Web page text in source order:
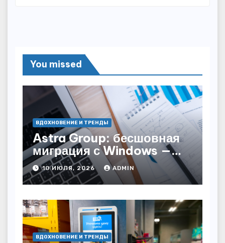
You missed
ВДОХНОВЕНИЕ И ТРЕНДЫ
Astra Group: бесшовная
миграция с Windows —
как сохранить бизнес-
непрерывность
10 ИЮЛЯ, 2026 ADMIN
ВДОХНОВЕНИЕ И ТРЕНДЫ